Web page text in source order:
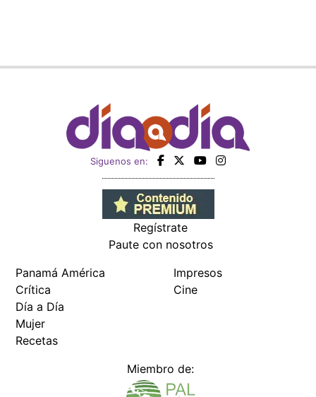
Siguenos en:
Regístrate
Paute con nosotros
Panamá América
Crítica
Día a Día
Mujer
Recetas
Impresos
Cine
Miembro de: